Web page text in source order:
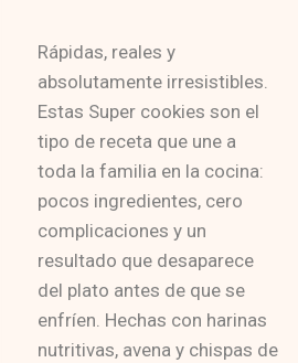
Rápidas, reales y
absolutamente irresistibles.
Estas Super cookies son el
tipo de receta que une a
toda la familia en la cocina:
pocos ingredientes, cero
complicaciones y un
resultado que desaparece
del plato antes de que se
enfríen. Hechas con harinas
nutritivas, avena y chispas de